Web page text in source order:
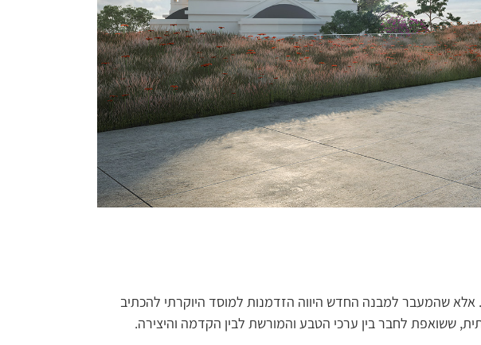
פאר בפני עצמה. אלא שהמעבר למבנה החדש היווה הזדמנות למוסד היוקרתי להכתיב
ששואפת לחבר בין ערכי הטבע והמורשת לבין הקדמה והיצירה.